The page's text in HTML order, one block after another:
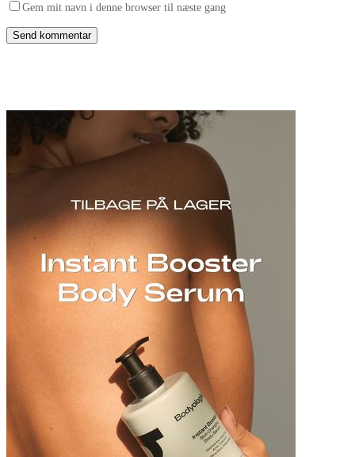
Gem mit navn i denne browser til næste gang